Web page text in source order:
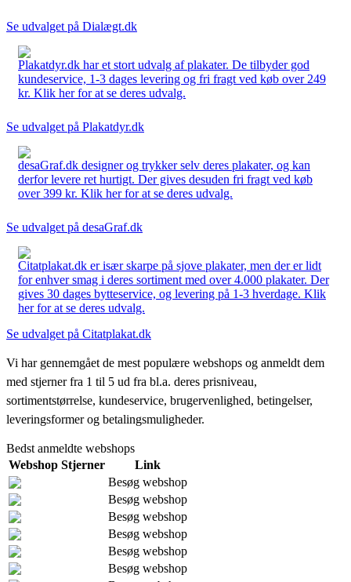
Se udvalget på Dialægt.dk
Plakatdyr.dk har et stort udvalg af plakater. De tilbyder god
kundeservice, 1-3 dages levering og fri fragt ved køb over 249
kr. Klik her for at se deres udvalg.
Se udvalget på Plakatdyr.dk
desaGraf.dk designer og trykker selv deres plakater, og kan
derfor levere ret hurtigt. Der gives desuden fri fragt ved køb
over 399 kr. Klik her for at se deres udvalg.
Se udvalget på desaGraf.dk
Citatplakat.dk er især skarpe på sjove plakater, men der er lidt
for enhver smag i deres sortiment med over 4.000 plakater. Der
gives 30 dages bytteservice, og levering på 1-3 hverdage. Klik
her for at se deres udvalg.
Se udvalget på Citatplakat.dk
Vi har gennemgået de mest populære webshops og anmeldt dem
med stjerner fra 1 til 5 ud fra bl.a. deres prisniveau,
sortimentstørrelse, kundeservice, brugervenlighed, betingelser,
leveringsformer og betalingsmuligheder.
Bedst anmeldte webshops
Webshop Stjerner
Link
Besøg webshop
Besøg webshop
Besøg webshop
Besøg webshop
Besøg webshop
Besøg webshop